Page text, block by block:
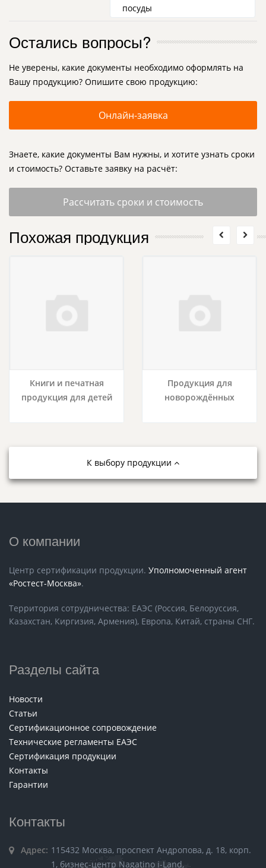
посуды
Остались вопросы?
Не уверены, какие документы необходимо оформлять на
Вашу продукцию? Опишите свою продукцию:
Онлайн-заявка
Знаете, какие документы Вам нужны, и хотите узнать сроки
и стоимость? Оставьте заявку на расчёт:
Рассчитать сроки и стоимость
Похожая продукция
Книги и печатная
продукция для детей
Продукция для
новорождённых
К выбору продукции
О компании
Центр сертификации продукции. Уполномоченный агент
«Ростест-Москва».
Территория сотрудничества: ЕАЭС (Россия, Белоруссия,
Казахстан, Киргизия, Армения), Европа, Китай, страны СНГ.
Разделы сайта
Новости
Статьи
Сертификационное сопровождение
Технические регламенты ЕАЭС
Сертификация продукции
Контакты
Гарантии
Контакты
Адрес: 115432 Москва, проспект Андропова, д. 18, корп.
1, бизнес-центр Nagatino i-Land,